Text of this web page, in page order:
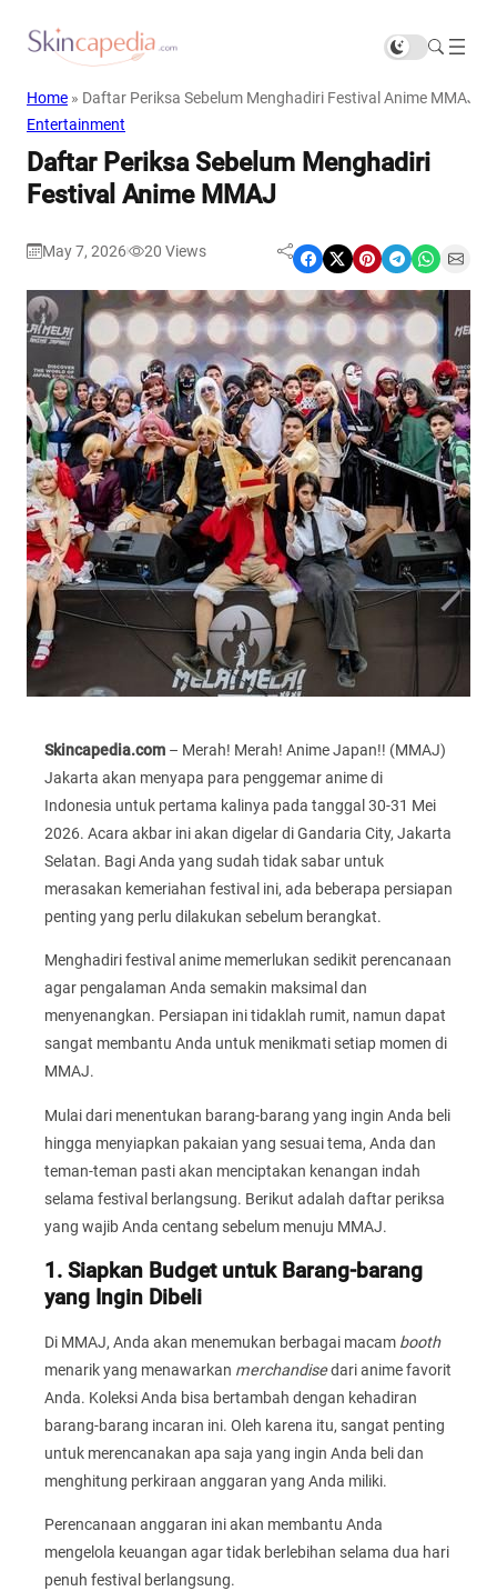
Home » Daftar Periksa Sebelum Menghadiri Festival Anime MMAJ
Entertainment
Daftar Periksa Sebelum Menghadiri
Festival Anime MMAJ
May 7, 2026 20 Views Share on Facebook Share on X Share on Pinterest Share on Telegram Share on WhatsApp Share on Email
Skincapedia.com – Merah! Merah! Anime Japan!! (MMAJ)
Jakarta akan menyapa para penggemar anime di
Indonesia untuk pertama kalinya pada tanggal 30-31 Mei
2026. Acara akbar ini akan digelar di Gandaria City, Jakarta
Selatan. Bagi Anda yang sudah tidak sabar untuk
merasakan kemeriahan festival ini, ada beberapa persiapan
penting yang perlu dilakukan sebelum berangkat.
Menghadiri festival anime memerlukan sedikit perencanaan
agar pengalaman Anda semakin maksimal dan
menyenangkan. Persiapan ini tidaklah rumit, namun dapat
sangat membantu Anda untuk menikmati setiap momen di
MMAJ.
Mulai dari menentukan barang-barang yang ingin Anda beli
hingga menyiapkan pakaian yang sesuai tema, Anda dan
teman-teman pasti akan menciptakan kenangan indah
selama festival berlangsung. Berikut adalah daftar periksa
yang wajib Anda centang sebelum menuju MMAJ.
1. Siapkan Budget untuk Barang-barang
yang Ingin Dibeli
Di MMAJ, Anda akan menemukan berbagai macam booth
menarik yang menawarkan merchandisedari anime favorit
Anda. Koleksi Anda bisa bertambah dengan kehadiran
barang-barang incaran ini. Oleh karena itu, sangat penting
untuk merencanakan apa saja yang ingin Anda beli dan
menghitung perkiraan anggaran yang Anda miliki.
Perencanaan anggaran ini akan membantu Anda
mengelola keuangan agar tidak berlebihan selama dua hari
penuh festival berlangsung.